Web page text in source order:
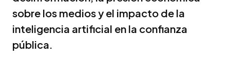
sobre los medios y el impacto de la
inteligencia artificial en la confianza
pública.